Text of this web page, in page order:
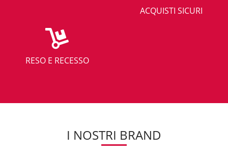
ACQUISTI SICURI
RESO E RECESSO
I NOSTRI BRAND